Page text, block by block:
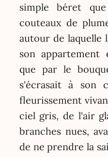
simple béret
couteaux de
autour de laquelle
son appartement
que par le
s'écrasait à son
fleurissement
ciel gris, de l'air
branches nues,
de ne prendre la